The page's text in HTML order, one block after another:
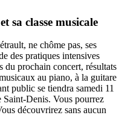
sa classe musicale
ne chôme pas, ses
des pratiques intensives
du prochain concert, résultats
au piano, à la guitare
public se tiendra samedi 11
Saint-Denis. Vous pourrez
découvrirez sans aucun